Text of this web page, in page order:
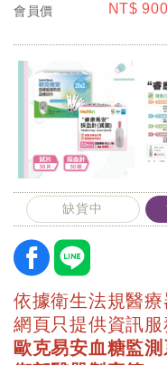
會員價 NT$ 900
缺貨中
依據衛生法規醫
網頁只提供資訊
歐克易安血糖監